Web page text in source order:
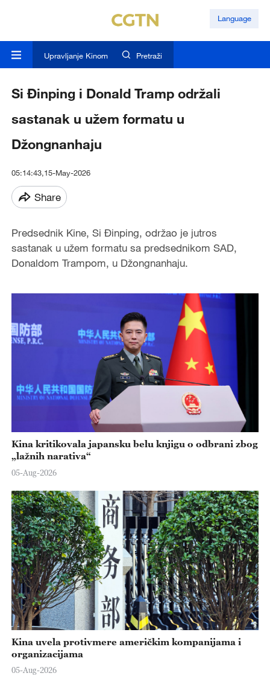
Language
Upravljanje Kinom Pretraži
Si Đinping i Donald Tramp održali
sastanak u užem formatu u
Džongnanhaju
05:14:43,15-May-2026
Share
Predsednik Kine, Si Đinping, održao je jutros
sastanak u užem formatu sa predsednikom SAD,
Donaldom Trampom, u Džongnanhaju.
Kina kritikovala japansku belu knjigu o odbrani zbog
„lažnih narativa“
05-Aug-2026
Kina uvela protivmere američkim kompanijama i
organizacijama
05-Aug-2026